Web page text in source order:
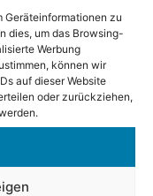
Geräteinformationen zu
dies, um das Browsing-
Werbung
können wir
auf dieser Website
oder zurückziehen,